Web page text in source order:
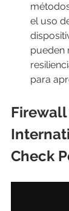
el uso
pueden
para
Firewall
Check